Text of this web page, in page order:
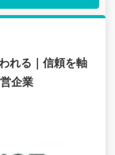
れる｜信頼を軸
企業